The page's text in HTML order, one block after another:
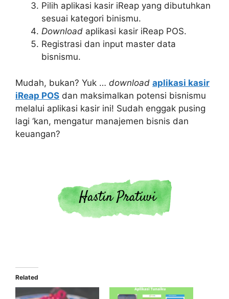
Pilih aplikasi kasir iReap yang dibutuhkan
sesuai kategori binismu.
Download aplikasi kasir iReap POS.
Registrasi dan input master data
bisnismu.
Mudah, bukan? Yuk … download aplikasi kasir
iReap POS dan maksimalkan potensi bisnismu
melalui aplikasi kasir ini! Sudah enggak pusing
lagi ‘kan, mengatur manajemen bisnis dan
keuangan?
Related